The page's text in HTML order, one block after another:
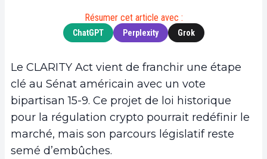
Résumer cet article avec :
ChatGPT Perplexity Grok
Le CLARITY Act vient de franchir une étape
clé au Sénat américain avec un vote
bipartisan 15-9. Ce projet de loi historique
pour la régulation crypto pourrait redéfinir le
marché, mais son parcours législatif reste
semé d’embûches.